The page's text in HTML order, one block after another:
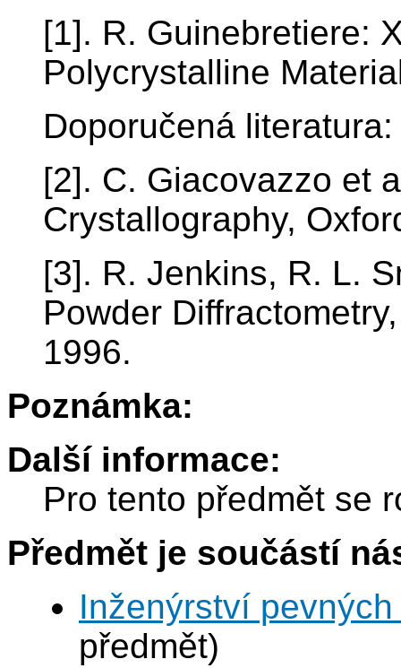
[1]. R. Guinebretiere:
Polycrystalline
Doporučená literatura:
[2]. C. Giacovazzo et
Crystallography,
[3]. R. Jenkins, R. L.
Powder
1996.
Poznámka:
Další informace:
Pro tento předmět se
Předmět je součástí
Inženýrství
předmět)